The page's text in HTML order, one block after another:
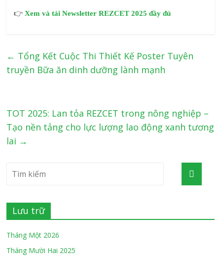
👉Xem và tải Newsletter REZCET 2025 đầy đủ
← Tổng Kết Cuộc Thi Thiết Kế Poster Tuyên
truyền Bữa ăn dinh dưỡng lành mạnh
TOT 2025: Lan tỏa REZCET trong nông nghiệp –
Tạo nền tảng cho lực lượng lao động xanh tương
lai →
Lưu trữ
Tháng Một 2026
Tháng Mười Hai 2025